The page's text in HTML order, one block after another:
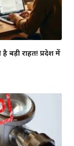
बड़ी राहत! प्रदेश में